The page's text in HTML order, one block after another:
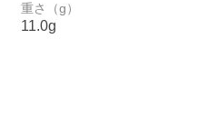
重さ（g）
11.0g